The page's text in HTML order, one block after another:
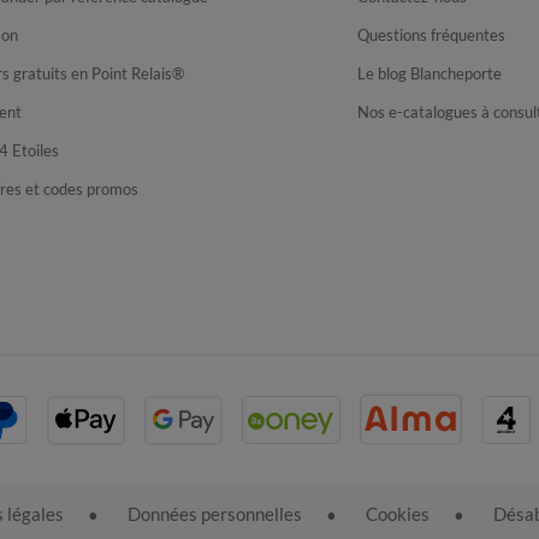
gratuits en Point Relais®
Etoiles
et codes promos
Questions fréquentes
Le blog Blancheporte
Nos e-catalogues à
légales Données personnelles Cookies